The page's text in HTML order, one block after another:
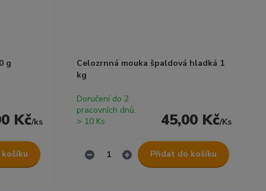
g
Kč/ks
Celozrnná mouka špaldová hladká 1
kg
45,00 Kč/Ks
Doručení do 2
pracovních dnů.
> 10 Ks
Přidat do košíku